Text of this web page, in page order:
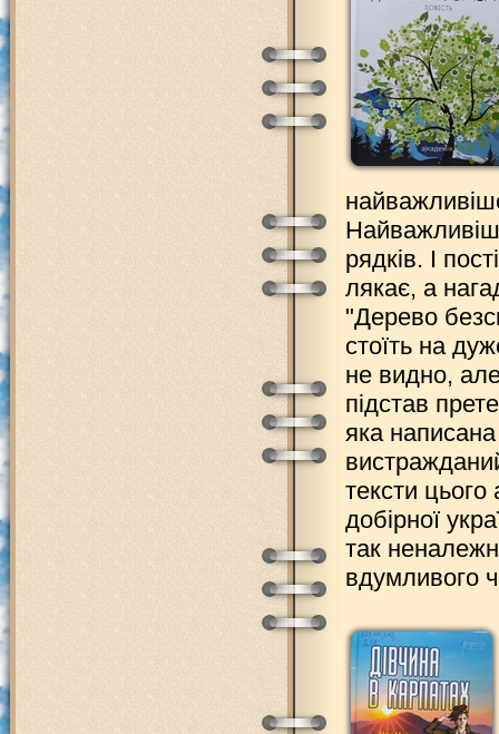
рядків. І
лякає, а
"Дерево
стоїть на
не видно,
підстав
яка
тексти цього
добірної
так
вдумливого